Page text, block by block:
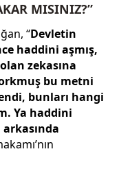
MISINIZ?”
“Devletin
haddini aşmış,
zekasına
bu metni
bunları hangi
Ya haddini